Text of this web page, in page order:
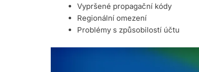
Vypršené propagační kódy
Regionální omezení
Problémy s způsobilostí účtu